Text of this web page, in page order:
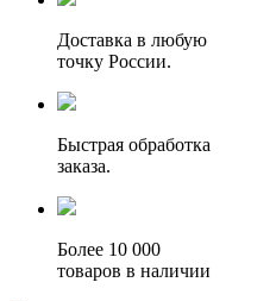
Доставка в любую
точку России.
Быстрая обработка
заказа.
Более 10 000
товаров в наличии